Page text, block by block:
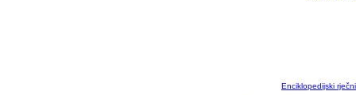
Enciklopedijski